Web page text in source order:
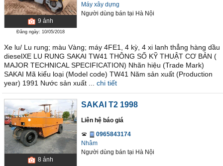
9 ảnh
Đăng ngày: 10/05/2018
Máy xây dựng
Người dùng bán tại Hà Nội
Xe lu/ Lu rung; màu Vàng; máy 4FE1, 4 kỳ, 4 xi lanh thẳng hàng dầu
dieselXE LU RUNG SAKAI TW41 THÔNG SỐ KỸ THUẬT CƠ BẢN (
MAJOR TECHNICAL SPECIFICATION) Nhãn hiệu (Trade Mark)
SAKAI Mã kiểu loại (Model code) TW41 Năm sản xuất (Production
year) 1991 Nước sản xuất ...
chi tiết
8 ảnh
SAKAI T2 1998
Liên hệ báo giá
0965843174
Nhâm
Người dùng bán tại Hà Nội